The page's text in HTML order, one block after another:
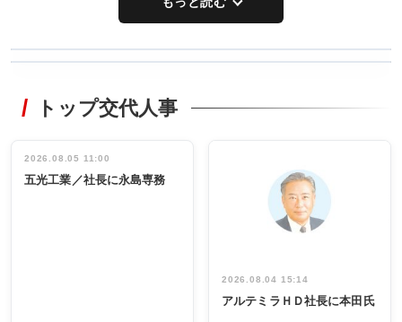
非鉄業界で
インタビュ
ー／社内ア
タックトレー
祝う 業界関
係者ら220人
出席
トップ交代人事
2026.08.05 11:00
五光工業／社長に永島専務
2026.08.04 15:14
アルテミラＨＤ社長に本田氏